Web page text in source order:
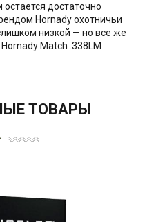
остается достаточно
Hornady охотничьи
низкой — но все же
Match .338LM
ТОВАРЫ